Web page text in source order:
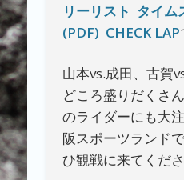
リーリスト タイム
(PDF) CHECK LAP
山本vs.成田、古賀
どころ盛りだくさ
のライダーにも大
阪スポーツランド
ひ観戦に来てくだ